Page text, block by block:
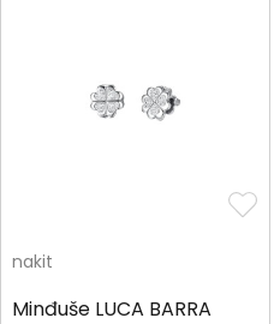
nakit
Minđuše LUCA BARRA